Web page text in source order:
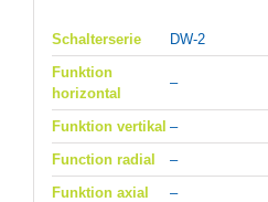
Schalterserie
DW-2
Funktion
horizontal
–
Funktion vertikal –
Function radial
–
Funktion axial
–